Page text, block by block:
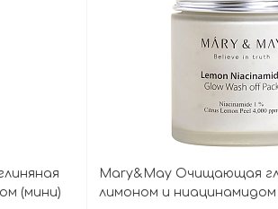
(мини)
Mary&May Очищающая
лимоном и ниацинамидом